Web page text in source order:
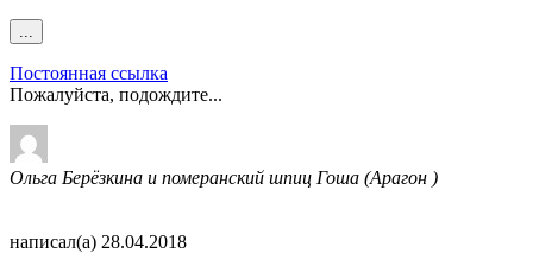
этот
в
другое
Постоянная ссылка
Пожалуйста, подождите...
Ольга Берёзкина и померанский шпиц Гоша (Арагон )
написал(а) 28.04.2018